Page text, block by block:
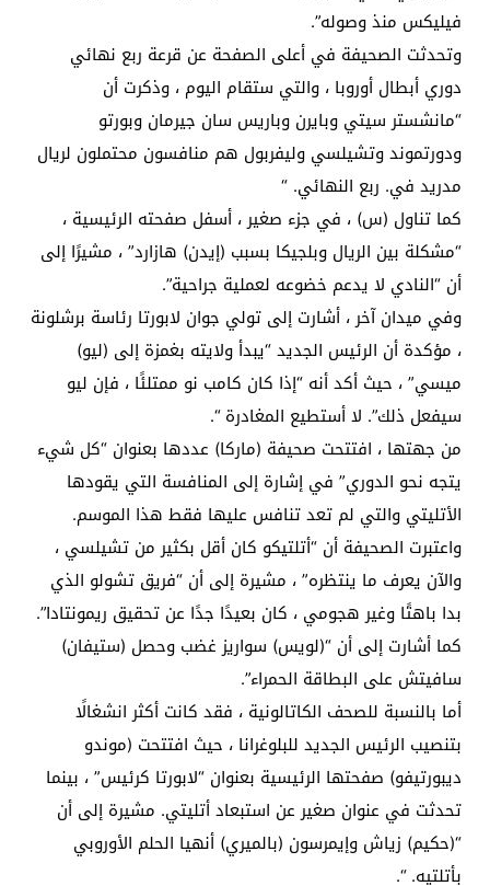
فيليكس منذ وصوله”.
وتحدثت الصحيفة في أعلى الصفحة عن قرعة ربع نهائي
دوري أبطال أوروبا ، والتي ستقام اليوم ، وذكرت أن
“مانشستر سيتي وبايرن وباريس سان جيرمان وبورتو
ودورتموند وتشيلسي وليفربول هم منافسون محتملون لريال
مدريد في. ربع النهائي. “
كما تناول (س) ، في جزء صغير ، أسفل صفحته الرئيسية ،
“مشكلة بين الريال وبلجيكا بسبب (إيدن) هازارد” ، مشيرًا إلى
أن “النادي لا يدعم خضوعه لعملية جراحية”.
وفي ميدان آخر ، أشارت إلى تولي جوان لابورتا رئاسة برشلونة
، مؤكدة أن الرئيس الجديد “يبدأ ولايته بغمزة إلى (ليو)
ميسي” ، حيث أكد أنه “إذا كان كامب نو ممتلئًا ، فإن ليو
سيفعل ذلك”. لا أستطيع المغادرة “.
من جهتها ، افتتحت صحيفة (ماركا) عددها بعنوان “كل شيء
يتجه نحو الدوري” في إشارة إلى المنافسة التي يقودها
الأتليتي والتي لم تعد تنافس عليها فقط هذا الموسم.
واعتبرت الصحيفة أن “أتلتيكو كان أقل بكثير من تشيلسي ،
والآن يعرف ما ينتظره” ، مشيرة إلى أن “فريق تشولو الذي
بدا باهتًا وغير هجومي ، كان بعيدًا جدًا عن تحقيق ريمونتادا”.
كما أشارت إلى أن “(لويس) سواريز غضب وحصل (ستيفان)
سافيتش على البطاقة الحمراء”.
أما بالنسبة للصحف الكاتالونية ، فقد كانت أكثر انشغالًا
بتنصيب الرئيس الجديد للبلوغرانا ، حيث افتتحت (موندو
ديبورتيفو) صفحتها الرئيسية بعنوان “لابورتا كرئيس” ، بينما
تحدثت في عنوان صغير عن استبعاد أتليتي. مشيرة إلى أن
“(حكيم) زياش وإيمرسون (بالميري) أنهيا الحلم الأوروبي
بأتلتيه. “.